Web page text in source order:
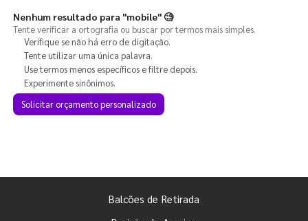
Nenhum resultado para "mobile"🧐
Tente verificar a ortografia ou buscar por termos mais simples.
Verifique se não há erro de digitação.
Tente utilizar uma única palavra.
Use termos menos específicos e filtre depois.
Experimente sinônimos.
Solicitar orçamento personalizado
Balcões de Retirada